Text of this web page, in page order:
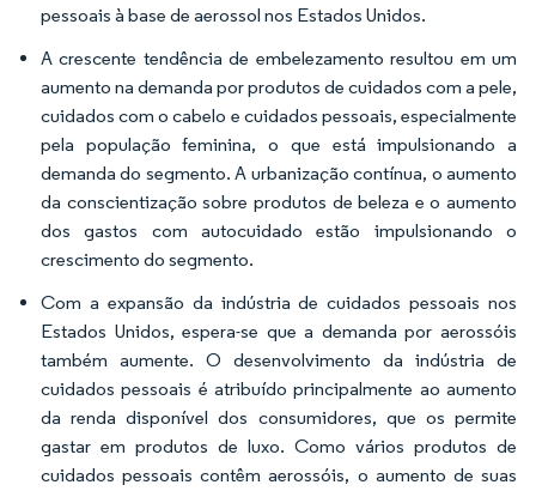
pessoais à base de aerossol nos Estados Unidos.
A crescente tendência de embelezamento resultou em um
aumento na demanda por produtos de cuidados com a pele,
cuidados com o cabelo e cuidados pessoais, especialmente
pela população feminina, o que está impulsionando a
demanda do segmento. A urbanização contínua, o aumento
da conscientização sobre produtos de beleza e o aumento
dos gastos com autocuidado estão impulsionando o
crescimento do segmento.
Com a expansão da indústria de cuidados pessoais nos
Estados Unidos, espera-se que a demanda por aerossóis
também aumente. O desenvolvimento da indústria de
cuidados pessoais é atribuído principalmente ao aumento
da renda disponível dos consumidores, que os permite
gastar em produtos de luxo. Como vários produtos de
cuidados pessoais contêm aerossóis, o aumento de suas